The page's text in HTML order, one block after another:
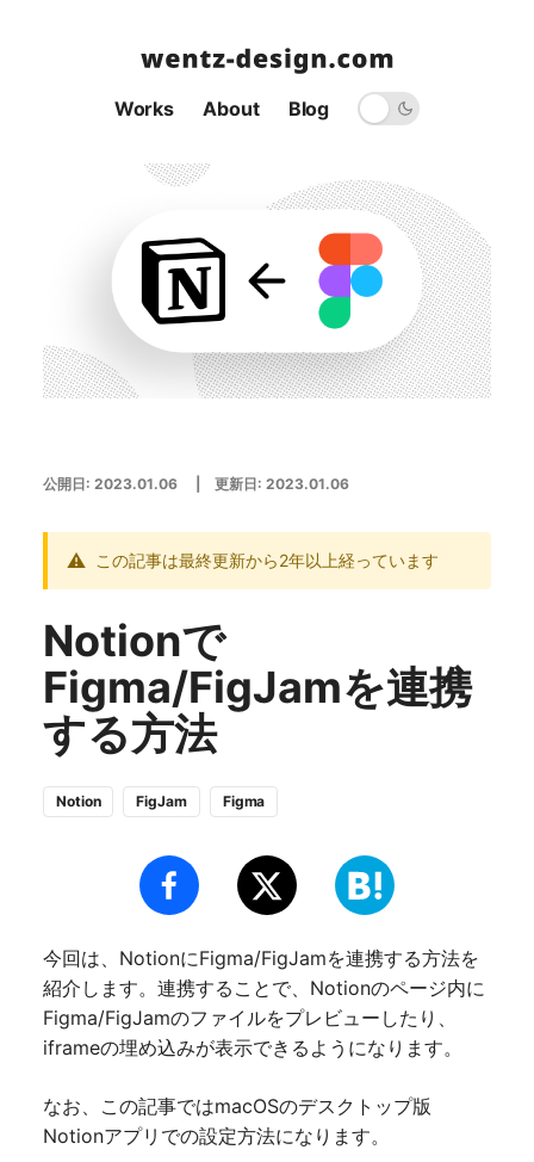
Works About Blog
公開日: 2023.01.06 | 更新日: 2023.01.06
この記事は最終更新から2年以上経っています
Notionで
Figma/FigJamを連携
する方法
Notion FigJam Figma
今回は、NotionにFigma/FigJamを連携する方法を
紹介します。連携することで、Notionのページ内に
Figma/FigJamのファイルをプレビューしたり、
iframeの埋め込みが表示できるようになります。
なお、この記事ではmacOSのデスクトップ版
Notionアプリでの設定方法になります。